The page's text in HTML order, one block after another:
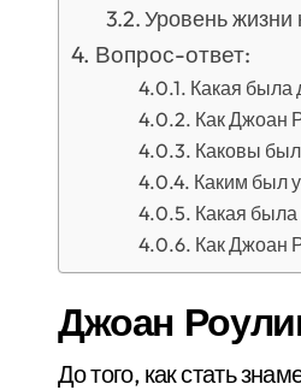
Уровень жизни
Вопрос-ответ:
Какая была
Как Джоан
Каковы
Каким был
Какая
Как Джоан
Джоан
До того, как стать